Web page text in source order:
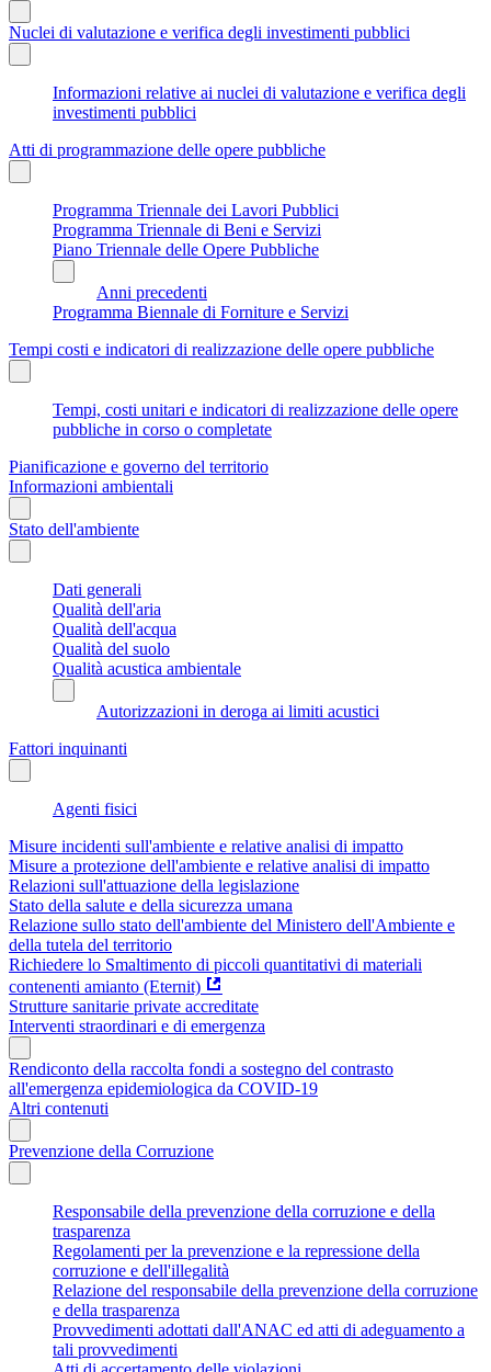
Nuclei di valutazione e verifica degli investimenti pubblici
Informazioni relative ai nuclei di valutazione e verifica degli
investimenti pubblici
Atti di programmazione delle opere pubbliche
Programma Triennale dei Lavori Pubblici
Programma Triennale di Beni e Servizi
Piano Triennale delle Opere Pubbliche
Anni precedenti
Programma Biennale di Forniture e Servizi
Tempi costi e indicatori di realizzazione delle opere pubbliche
Tempi, costi unitari e indicatori di realizzazione delle opere
pubbliche in corso o completate
Pianificazione e governo del territorio
Informazioni ambientali
Stato dell'ambiente
Dati generali
Qualità dell'aria
Qualità dell'acqua
Qualità del suolo
Qualità acustica ambientale
Autorizzazioni in deroga ai limiti acustici
Fattori inquinanti
Agenti fisici
Misure incidenti sull'ambiente e relative analisi di impatto
Misure a protezione dell'ambiente e relative analisi di impatto
Relazioni sull'attuazione della legislazione
Stato della salute e della sicurezza umana
Relazione sullo stato dell'ambiente del Ministero dell'Ambiente e
della tutela del territorio
Richiedere lo Smaltimento di piccoli quantitativi di materiali
contenenti amianto (Eternit)
Strutture sanitarie private accreditate
Interventi straordinari e di emergenza
Rendiconto della raccolta fondi a sostegno del contrasto
all'emergenza epidemiologica da COVID-19
Altri contenuti
Prevenzione della Corruzione
Responsabile della prevenzione della corruzione e della
trasparenza
Regolamenti per la prevenzione e la repressione della
corruzione e dell'illegalità
Relazione del responsabile della prevenzione della corruzione
e della trasparenza
Provvedimenti adottati dall'ANAC ed atti di adeguamento a
tali provvedimenti